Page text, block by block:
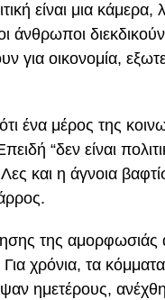
είναι μια κάμερα,
άνθρωποι
οικονομία,
ένα μέρος της
“δεν είναι
και η άγνοια
της αμορφωσιάς
χρόνια, τα
ημετέρους,